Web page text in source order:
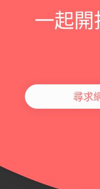
一起開
尋求